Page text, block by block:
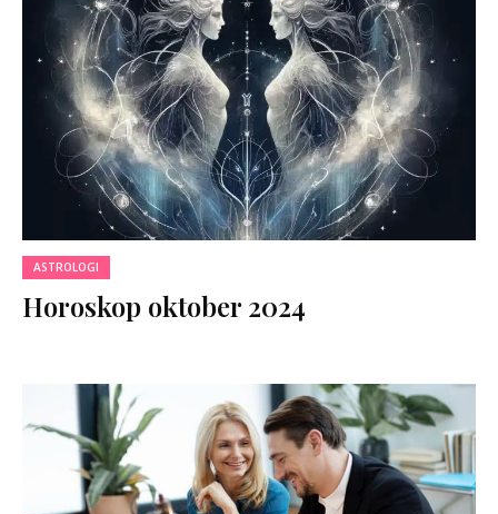
ASTROLOGI
Horoskop oktober 2024